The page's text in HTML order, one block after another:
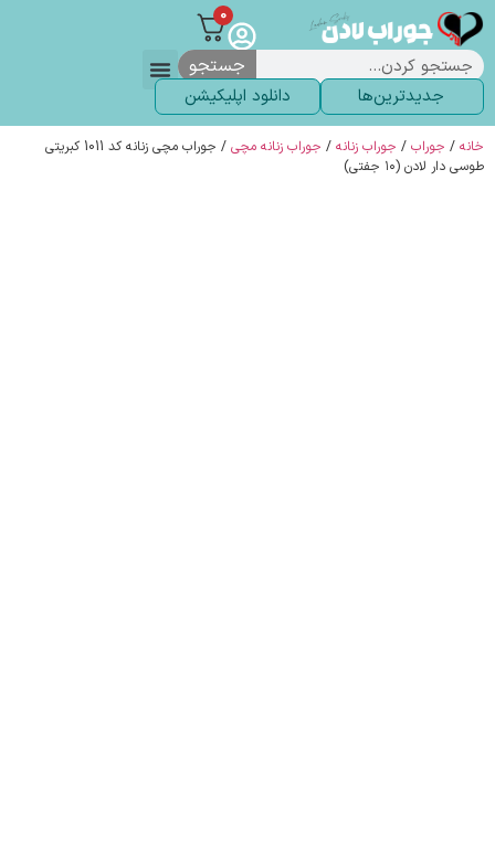
0
جستجو
جدیدترین‌ها دانلود اپلیکیشن
خانه / جوراب / جوراب زنانه / جوراب زنانه مچی
/ جوراب مچی زنانه کد 1011 کبریتی
طوسی دار لادن (۱۰ جفتی)